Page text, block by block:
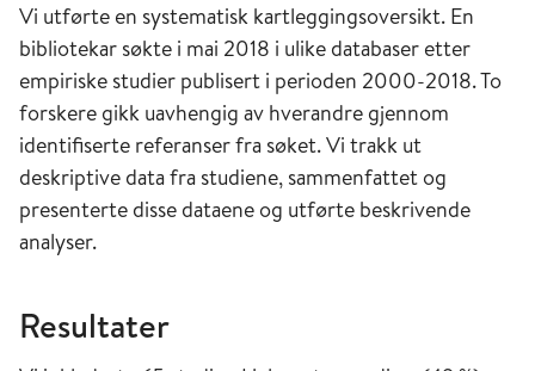
Vi utførte en systematisk kartleggingsoversikt. En
bibliotekar søkte i mai 2018 i ulike databaser etter
empiriske studier publisert i perioden 2000-2018. To
forskere gikk uavhengig av hverandre gjennom
identifiserte referanser fra søket. Vi trakk ut
deskriptive data fra studiene, sammenfattet og
presenterte disse dataene og utførte beskrivende
analyser.
Resultater